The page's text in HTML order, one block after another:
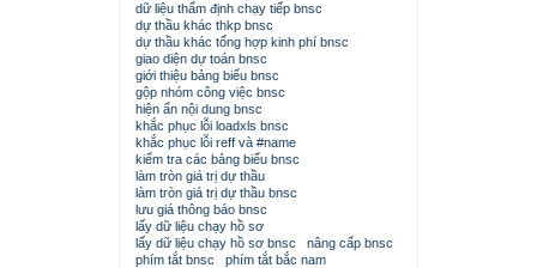
dữ liệu thẩm định chạy tiếp bnsc
dự thầu khác thkp bnsc
dự thầu khác tổng hợp kinh phí bnsc
giao diện dự toán bnsc
giới thiệu bảng biểu bnsc
gộp nhóm công việc bnsc
hiện ẩn nội dung bnsc
khắc phục lỗi loadxls bnsc
khắc phục lỗi reff và #name
kiểm tra các bảng biểu bnsc
làm tròn giá trị dự thầu
làm tròn giá trị dự thầu bnsc
lưu giá thông báo bnsc
lấy dữ liệu chạy hồ sơ
lấy dữ liệu chạy hồ sơ bnsc
nâng cấp bnsc
phím tắt bnsc
phím tắt bắc nam